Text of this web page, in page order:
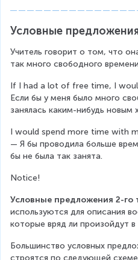
Условные
Учитель говорит о том, что
так много свободного
If I had a lot of free time, I
Если бы у меня было много
занялась каким-нибудь новым
I would spend more time with
— Я бы проводила больше
бы не была так занята.
Notice!
Условные предложения 2-го
используются для описания
которые вряд ли произойдут
Большинство условных
строятся по следующей